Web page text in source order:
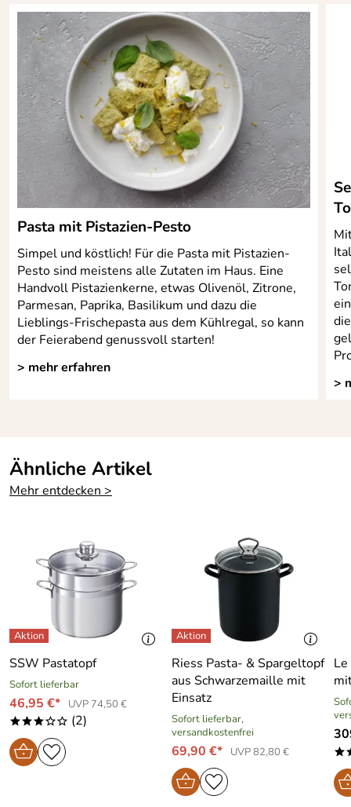
Pasta mit Pistazien-Pesto
Simpel und köstlich! Für die Pasta mit Pistazien-
Pesto sind meistens alle Zutaten im Haus. Eine
Handvoll Pistazienkerne, etwas Olivenöl, Zitrone,
Parmesan, Paprika, Basilikum und dazu die
Lieblings-Frischepasta aus dem Kühlregal, so kann
der Feierabend genussvoll starten!
> mehr erfahren
>
Ähnliche Artikel
Mehr entdecken >
SSW Pastatopf
Sofort lieferbar
46,95 €* UVP 74,50 €
***oo (2)
Riess Pasta- & Spargeltopf
aus Schwarzemaille mit
Einsatz
Sofort lieferbar,
versandkostenfrei
69,90 €* UVP 82,80 €